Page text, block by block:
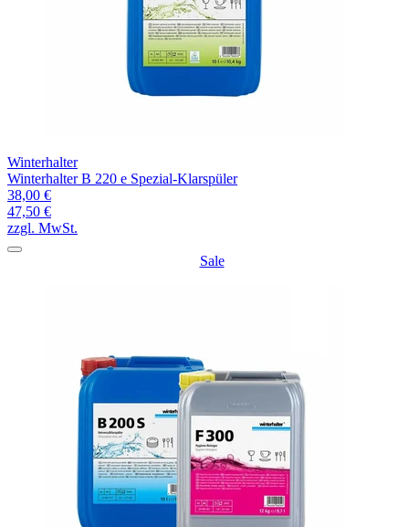
Winterhalter
Winterhalter B 220 e Spezial-Klarspüler
38,00 €
47,50 €
zzgl. MwSt.
Sale